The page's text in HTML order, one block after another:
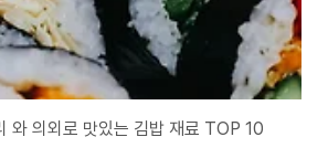
와 의외로 맛있는 김밥 재료 TOP 10